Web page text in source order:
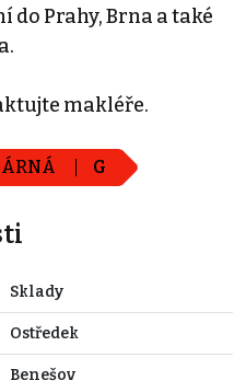
do Prahy, Brna a také
makléře.
G
Sklady
Ostředek
Benešov